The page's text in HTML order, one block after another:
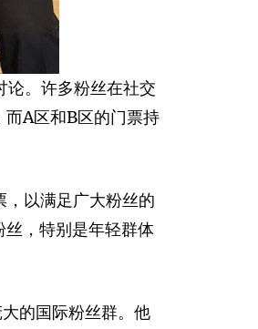
。许多粉丝在社交
A区和B区的门票持
以满足广大粉丝的
，特别是年轻群体
的国际粉丝群。他